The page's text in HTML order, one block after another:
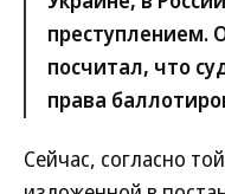
преступлением.
посчитал, что
права
Сейчас, согласно